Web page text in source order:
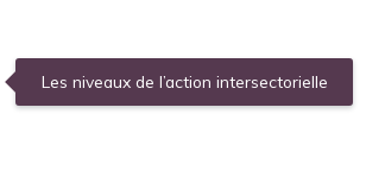
Les niveaux de l’action intersectorielle